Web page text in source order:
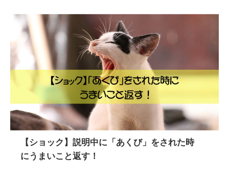
【ショック】説明中に「あくび」をされた時
にうまいこと返す！